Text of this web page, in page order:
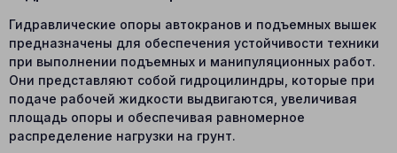
Гидравлические опоры автокранов и подъемных вышек
предназначены для обеспечения устойчивости техники
при выполнении подъемных и манипуляционных работ.
Они представляют собой гидроцилиндры, которые при
подаче рабочей жидкости выдвигаются, увеличивая
площадь опоры и обеспечивая равномерное
распределение нагрузки на грунт.